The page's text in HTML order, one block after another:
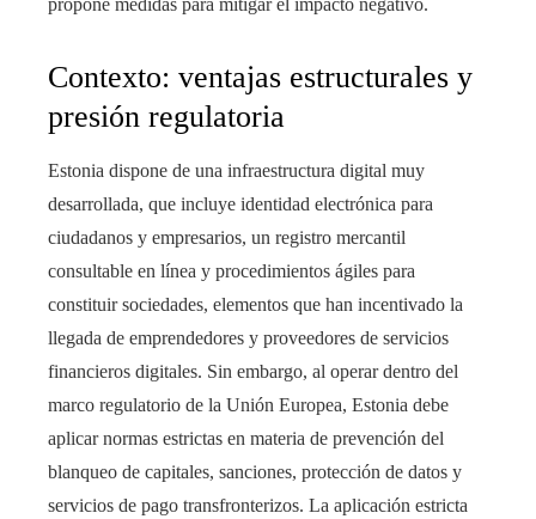
propone medidas para mitigar el impacto negativo.
Contexto: ventajas estructurales y
presión regulatoria
Estonia dispone de una infraestructura digital muy
desarrollada, que incluye identidad electrónica para
ciudadanos y empresarios, un registro mercantil
consultable en línea y procedimientos ágiles para
constituir sociedades, elementos que han incentivado la
llegada de emprendedores y proveedores de servicios
financieros digitales. Sin embargo, al operar dentro del
marco regulatorio de la Unión Europea, Estonia debe
aplicar normas estrictas en materia de prevención del
blanqueo de capitales, sanciones, protección de datos y
servicios de pago transfronterizos. La aplicación estricta